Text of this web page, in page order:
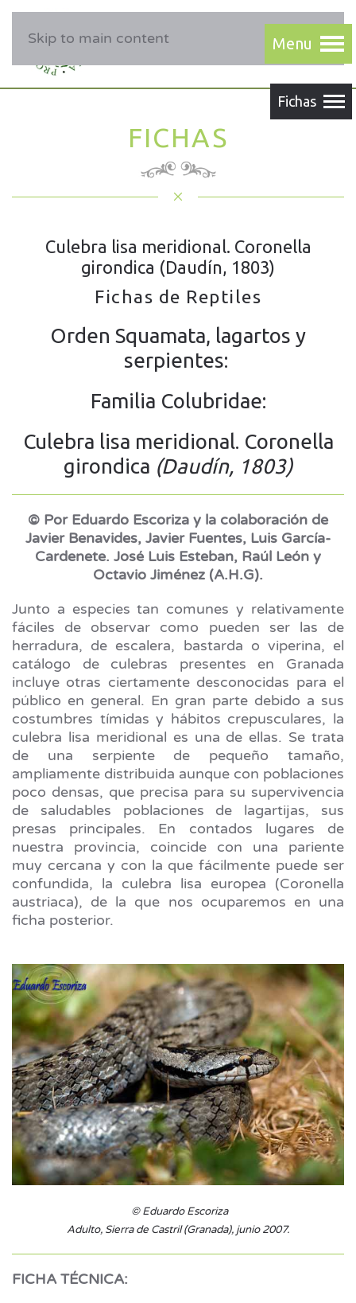
Skip to main content
FICHAS
Culebra lisa meridional. Coronella
girondica (Daudín, 1803)
Fichas de Reptiles
Orden Squamata, lagartos y
serpientes:
Familia Colubridae:
Culebra lisa meridional. Coronella
girondica (Daudín, 1803)
© Por Eduardo Escoriza y la colaboración de
Javier Benavides, Javier Fuentes, Luis García-
Cardenete. José Luis Esteban, Raúl León y
Octavio Jiménez (A.H.G).
Junto a especies tan comunes y relativamente
fáciles de observar como pueden ser las de
herradura, de escalera, bastarda o viperina, el
catálogo de culebras presentes en Granada
incluye otras ciertamente desconocidas para el
público en general. En gran parte debido a sus
costumbres tímidas y hábitos crepusculares, la
culebra lisa meridional es una de ellas. Se trata
de una serpiente de pequeño tamaño,
ampliamente distribuida aunque con poblaciones
poco densas, que precisa para su supervivencia
de saludables poblaciones de lagartijas, sus
presas principales. En contados lugares de
nuestra provincia, coincide con una pariente
muy cercana y con la que fácilmente puede ser
confundida, la culebra lisa europea (Coronella
austriaca), de la que nos ocuparemos en una
ficha posterior.
© Eduardo Escoriza
Adulto, Sierra de Castril (Granada), junio 2007.
FICHA TÉCNICA: